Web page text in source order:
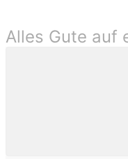
Alles Gute auf